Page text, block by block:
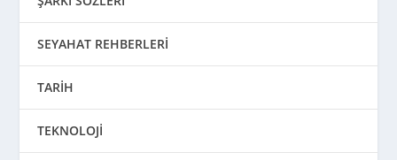
SEYAHAT REHBERLERİ
TARİH
TEKNOLOJİ